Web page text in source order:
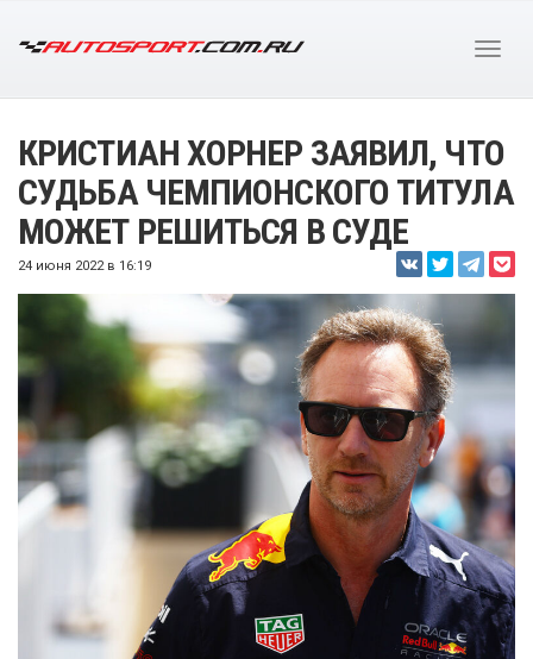
КРИСТИАН ХОРНЕР ЗАЯВИЛ, ЧТО
СУДЬБА ЧЕМПИОНСКОГО ТИТУЛА
МОЖЕТ РЕШИТЬСЯ В СУДЕ
24 июня 2022 в 16:19